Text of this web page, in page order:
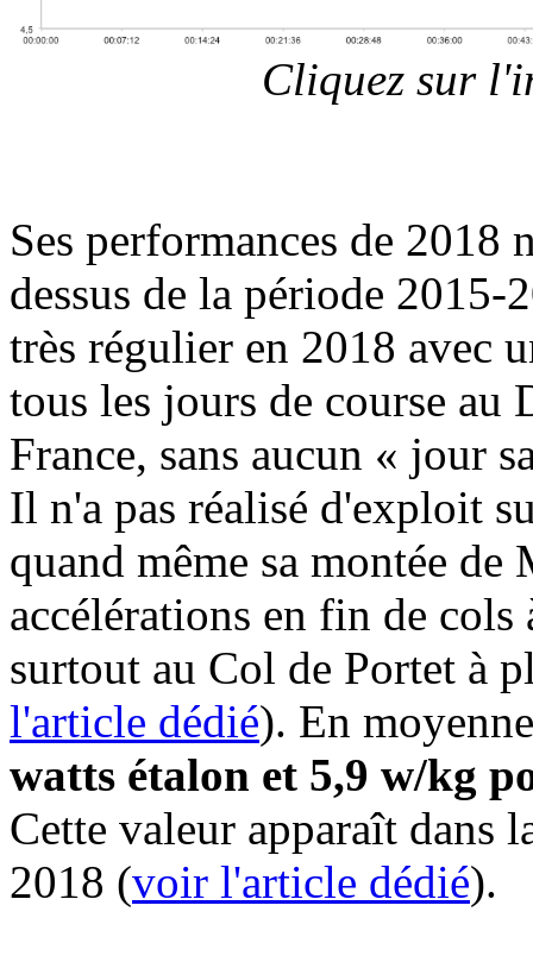
Cliquez sur
Ses performances de 2018
dessus de la période
très régulier en 2018 avec
tous les jours de course au
France, sans aucun « jour
Il n'a pas réalisé d'exploit
quand même sa montée de
accélérations en fin de
surtout au Col de Portet à
l'article dédié). En
watts étalon et 5,9 w/kg
Cette valeur apparaît dans
2018 (voir l'article dédié).